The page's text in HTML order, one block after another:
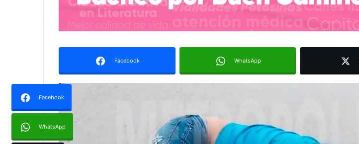
Facebook WhatsApp
Facebook
WhatsApp